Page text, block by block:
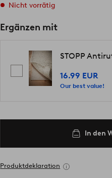
Nicht vorrätig
Ergänzen mit
STOPP
16.99 EUR
Our best value!
In den
Produktdeklaration